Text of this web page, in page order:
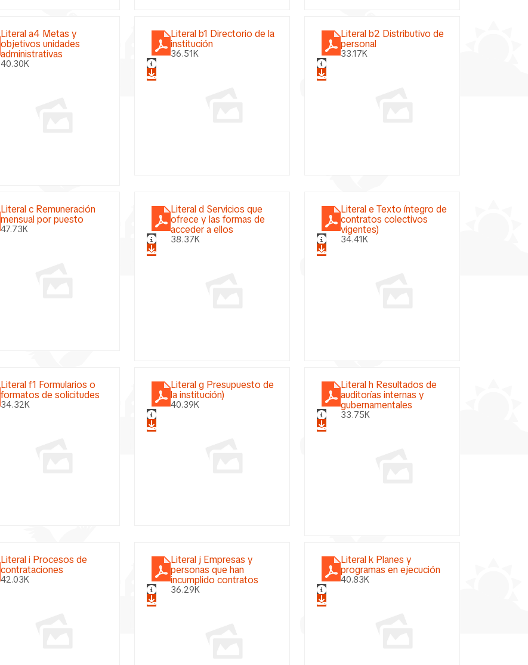
Literal a4 Metas y
objetivos unidades
administrativas
40.30K
Literal b1 Directorio de la
institución
36.51K
Literal b2 Distributivo de
personal
33.17K
Literal c Remuneración
mensual por puesto
47.73K
Literal d Servicios que
ofrece y las formas de
acceder a ellos
38.37K
Literal e Texto íntegro de
contratos colectivos
vigentes)
34.41K
Literal f1 Formularios o
formatos de solicitudes
34.32K
Literal g Presupuesto de
la institución)
40.39K
Literal h Resultados de
auditorías internas y
gubernamentales
33.75K
Literal i Procesos de
contrataciones
42.03K
Literal j Empresas y
personas que han
incumplido contratos
36.29K
Literal k Planes y
programas en ejecución
40.83K